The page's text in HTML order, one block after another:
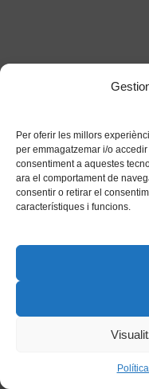
Per oferir les millors
per emmagatzemar i/o
consentiment a aquestes
ara el comportament de
consentir o retirar el
característiques i funcions.